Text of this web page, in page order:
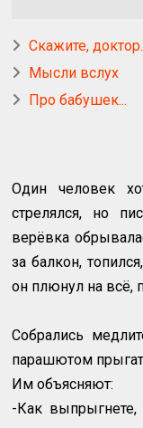
Скажите,
Мысли вслух
Про бабушек...
Один человек
стрелялся, но
верёвка
за балкон,
он плюнул на всё,
Собрались
парашютом
Им объясняют:
-Как выпрыгнете,